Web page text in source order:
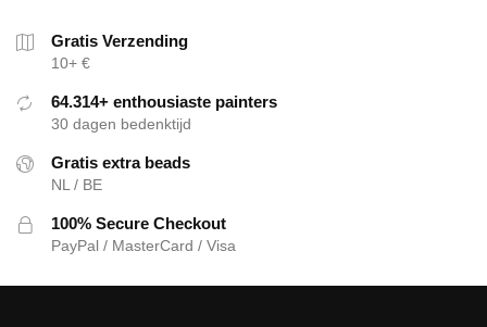
Gratis Verzending
10+ €
64.314+ enthousiaste painters
30 dagen bedenktijd
Gratis extra beads
NL / BE
100% Secure Checkout
PayPal / MasterCard / Visa